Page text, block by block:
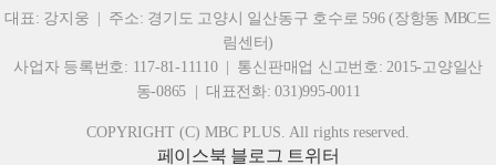
대표: 강지웅 | 주소: 경기도 고양시 일산동구 호수로 596 (장항동 MBC드
림센터)
사업자 등록번호: 117-81-11110 | 통신판매업 신고번호: 2015-고양일산
동-0865 | 대표전화: 031)995-0011
COPYRIGHT (C) MBC PLUS. All rights reserved.
페이스북 블로그 트위터